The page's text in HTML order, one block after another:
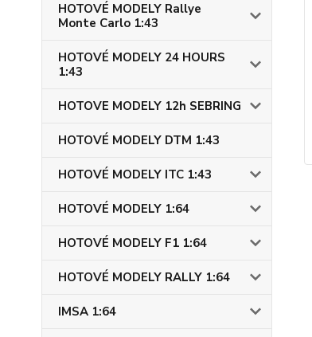
HOTOVÉ MODELY Rallye
Monte Carlo 1:43
HOTOVÉ MODELY 24 HOURS
1:43
HOTOVE MODELY 12h SEBRING
HOTOVÉ MODELY DTM 1:43
HOTOVÉ MODELY ITC 1:43
HOTOVÉ MODELY 1:64
HOTOVÉ MODELY F1 1:64
HOTOVÉ MODELY RALLY 1:64
IMSA 1:64